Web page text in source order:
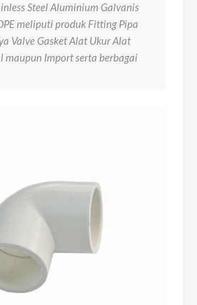
Steel Aluminium Galvanis
meliputi produk Fitting Pipa
Valve Gasket Alat Ukur Alat
maupun Import serta berbagai